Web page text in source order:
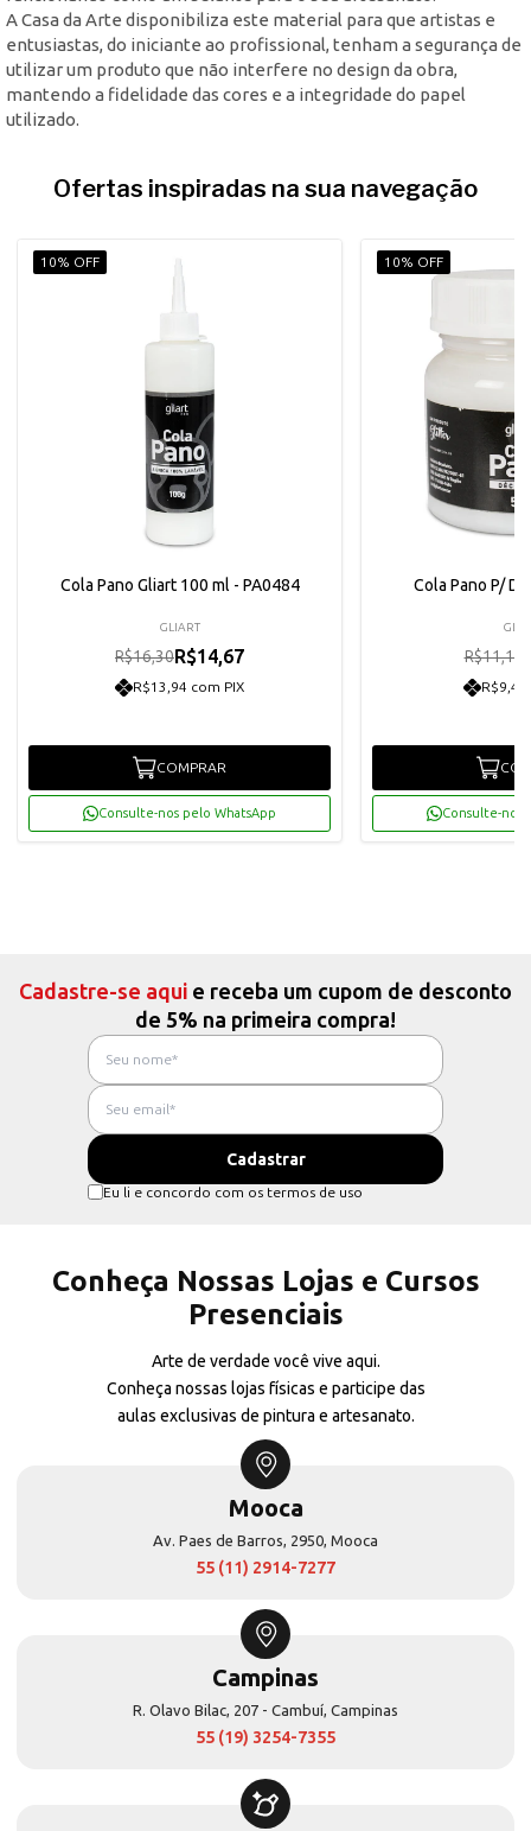
A Casa da Arte disponibiliza este material para que artistas e
entusiastas, do iniciante ao profissional, tenham a segurança de
utilizar um produto que não interfere no design da obra,
mantendo a fidelidade das cores e a integridade do papel
utilizado.
Ofertas inspiradas na sua navegação
10% OFF
Cola Pano Gliart 100 ml - PA0484
GLIART
R$16,30R$14,67
R$13,94 com PIX
COMPRAR
Consulte-nos pelo WhatsApp
10% OFF
Cola Pano P/
R$11,10
R$9,49
Consulte-nos
Cadastre-se aqui e receba um cupom de desconto
de 5% na primeira compra!
Eu li e concordo com os termos de uso
Conheça Nossas Lojas e Cursos
Presenciais
Arte de verdade você vive aqui.
Conheça nossas lojas físicas e participe das
aulas exclusivas de pintura e artesanato.
Mooca
Av. Paes de Barros, 2950, Mooca
55 (11) 2914-7277
Campinas
R. Olavo Bilac, 207 - Cambuí, Campinas
55 (19) 3254-7355